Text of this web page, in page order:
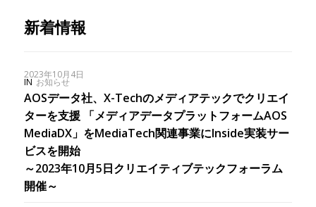
新着情報
2023年10月4日
IN お知らせ
AOSデータ社、X-Techのメディアテックでクリエイ
ターを支援 「メディアデータプラットフォームAOS
MediaDX」をMediaTech関連事業にInside実装サー
ビスを開始
～2023年10月5日クリエイティブテックフォーラム
開催～